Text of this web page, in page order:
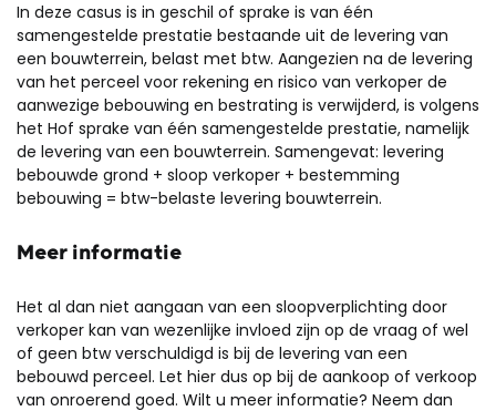
In deze casus is in geschil of sprake is van één
samengestelde prestatie bestaande uit de levering van
een bouwterrein, belast met btw. Aangezien na de levering
van het perceel voor rekening en risico van verkoper de
aanwezige bebouwing en bestrating is verwijderd, is volgens
het Hof sprake van één samengestelde prestatie, namelijk
de levering van een bouwterrein. Samengevat: levering
bebouwde grond + sloop verkoper + bestemming
bebouwing = btw-belaste levering bouwterrein.
Meer informatie
Het al dan niet aangaan van een sloopverplichting door
verkoper kan van wezenlijke invloed zijn op de vraag of wel
of geen btw verschuldigd is bij de levering van een
bebouwd perceel. Let hier dus op bij de aankoop of verkoop
van onroerend goed. Wilt u meer informatie? Neem dan